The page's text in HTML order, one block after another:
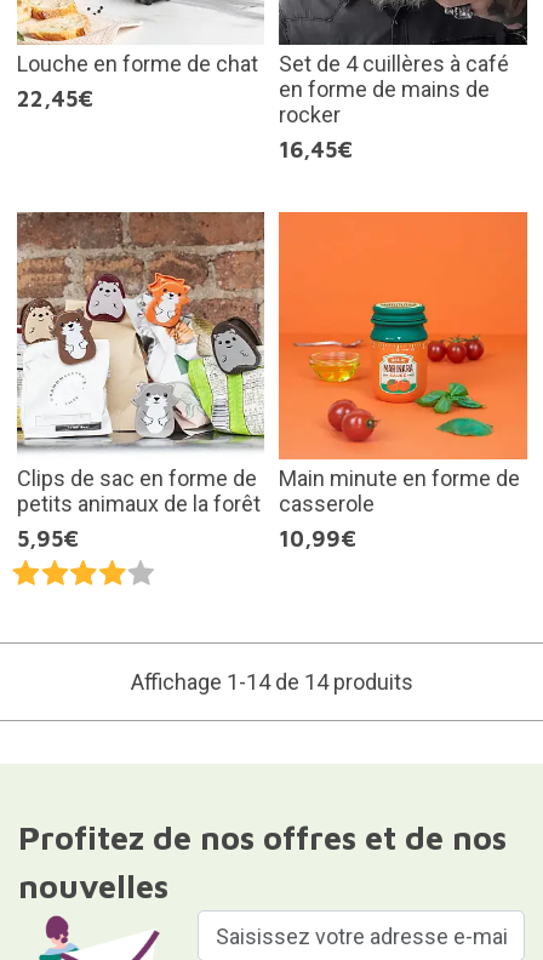
Louche en forme de chat
22,45€
Set de 4 cuillères à café
en forme de mains de
rocker
16,45€
Clips de sac en forme de
petits animaux de la forêt
5,95€
Main minute en forme de
casserole
10,99€
Affichage 1-14 de 14 produits
Profitez de nos offres et de nos
nouvelles